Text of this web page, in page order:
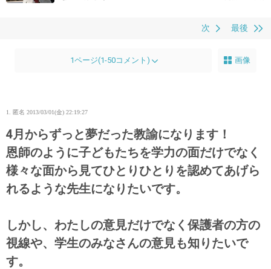
最後
次
1ページ(1-50コメント) 画像
1. 匿名 2013/03/01(金) 22:19:27
4月からずっと夢だった教諭になります！
恩師のように子どもたちを学力の面だけでなく
様々な面から見てひとりひとりを認めてあげら
れるような先生になりたいです。
しかし、わたしの意見だけでなく保護者の方の
視線や、学生のみなさんの意見も知りたいで
す。